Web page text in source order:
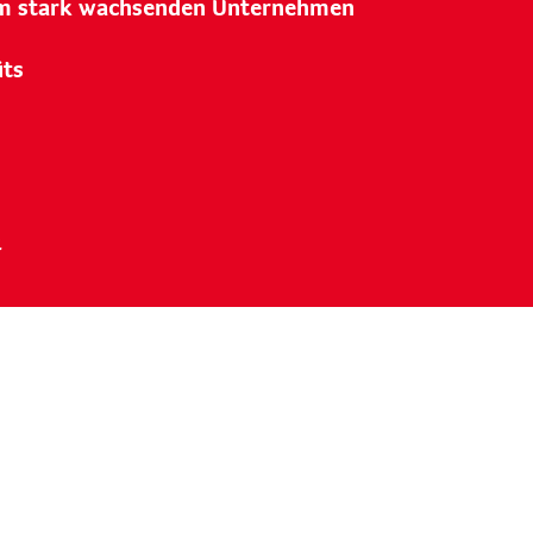
stark wachsenden Unternehmen